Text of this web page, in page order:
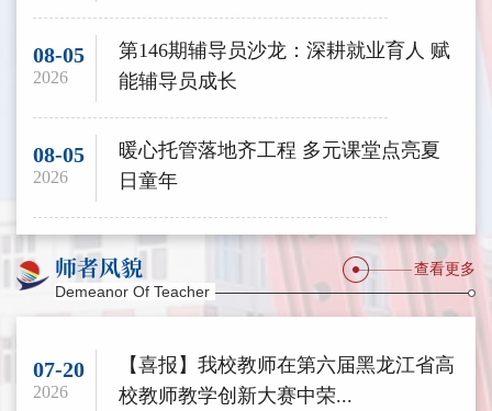
08-05
2026
第146期辅导员沙龙：深耕就业育人 赋
能辅导员成长
08-05
2026
暖心托管落地齐工程 多元课堂点亮夏
日童年
师者风貌
Demeanor Of Teacher
查看更多
07-20
2026
【喜报】我校教师在第六届黑龙江省高
校教师教学创新大赛中荣...